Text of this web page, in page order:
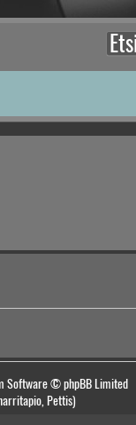
Software © phpBB Limited
Pettis)